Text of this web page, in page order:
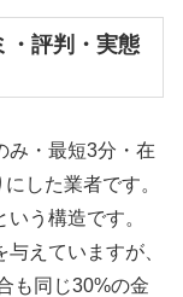
・評判・実態
み・最短3分・在
した業者です。
う構造です。
えていますが、
も同じ30%の金